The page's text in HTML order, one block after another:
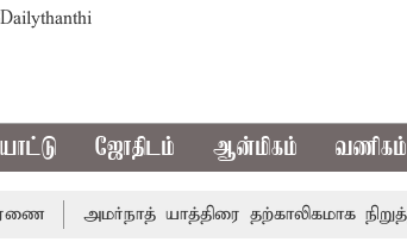
ஜோதிடம் ஆன்மிகம் வணிகம்
அமர்நாத் யாத்திரை தற்காலிகமாக நிறுத்தம்